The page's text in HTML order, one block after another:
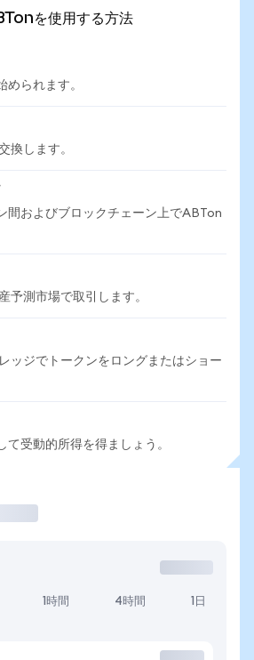
を使用する方法
められます。
換します。
間およびブロックチェーン上でABTon
予測市場で取引します。
ッジでトークンをロングまたはショー
て受動的所得を得ましょう。
1時間 4時間 1日